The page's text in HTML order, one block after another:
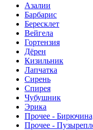
Азалии
Барбарис
Бересклет
Вейгела
Гортензия
Дёрен
Кизильник
Лапчатка
Сирень
Спирея
Чубушник
Эрика
Прочее -
Прочее -